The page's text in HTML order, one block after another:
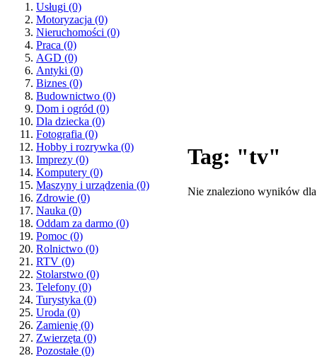
Usługi (0)
Motoryzacja (0)
Nieruchomości (0)
Praca (0)
AGD (0)
Antyki (0)
Biznes (0)
Budownictwo (0)
Dom i ogród (0)
Dla dziecka (0)
Fotografia (0)
Hobby i rozrywka (0)
Imprezy (0)
Komputery (0)
Maszyny i urządzenia (0)
Zdrowie (0)
Nauka (0)
Oddam za darmo (0)
Pomoc (0)
Rolnictwo (0)
RTV (0)
Stolarstwo (0)
Telefony (0)
Turystyka (0)
Uroda (0)
Zamienię (0)
Zwierzęta (0)
Pozostałe (0)
Tag: "tv"
Nie znaleziono wyników